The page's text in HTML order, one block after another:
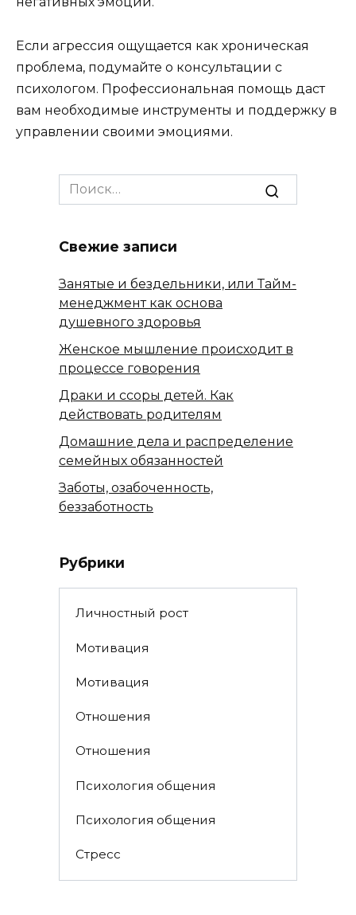
Если агрессия ощущается как хроническая
проблема, подумайте о консультации с
психологом. Профессиональная помощь даст
вам необходимые инструменты и поддержку в
управлении своими эмоциями.
Search
for:
Свежие записи
Занятые и бездельники, или Тайм-
менеджмент как основа
душевного здоровья
Женское мышление происходит в
процессе говорения
Драки и ссоры детей. Как
действовать родителям
Домашние дела и распределение
семейных обязанностей
Заботы, озабоченность,
беззаботность
Рубрики
Личностный рост
Мотивация
Мотивация
Отношения
Отношения
Психология общения
Психология общения
Стресс